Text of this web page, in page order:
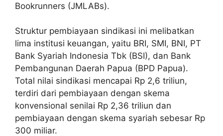
Bookrunners (JMLABs).
Struktur pembiayaan sindikasi ini melibatkan
lima institusi keuangan, yaitu BRI, SMI, BNI, PT
Bank Syariah Indonesia Tbk (BSI), dan Bank
Pembangunan Daerah Papua (BPD Papua).
Total nilai sindikasi mencapai Rp 2,6 triliun,
terdiri dari pembiayaan dengan skema
konvensional senilai Rp 2,36 triliun dan
pembiayaan dengan skema syariah sebesar Rp
300 miliar.